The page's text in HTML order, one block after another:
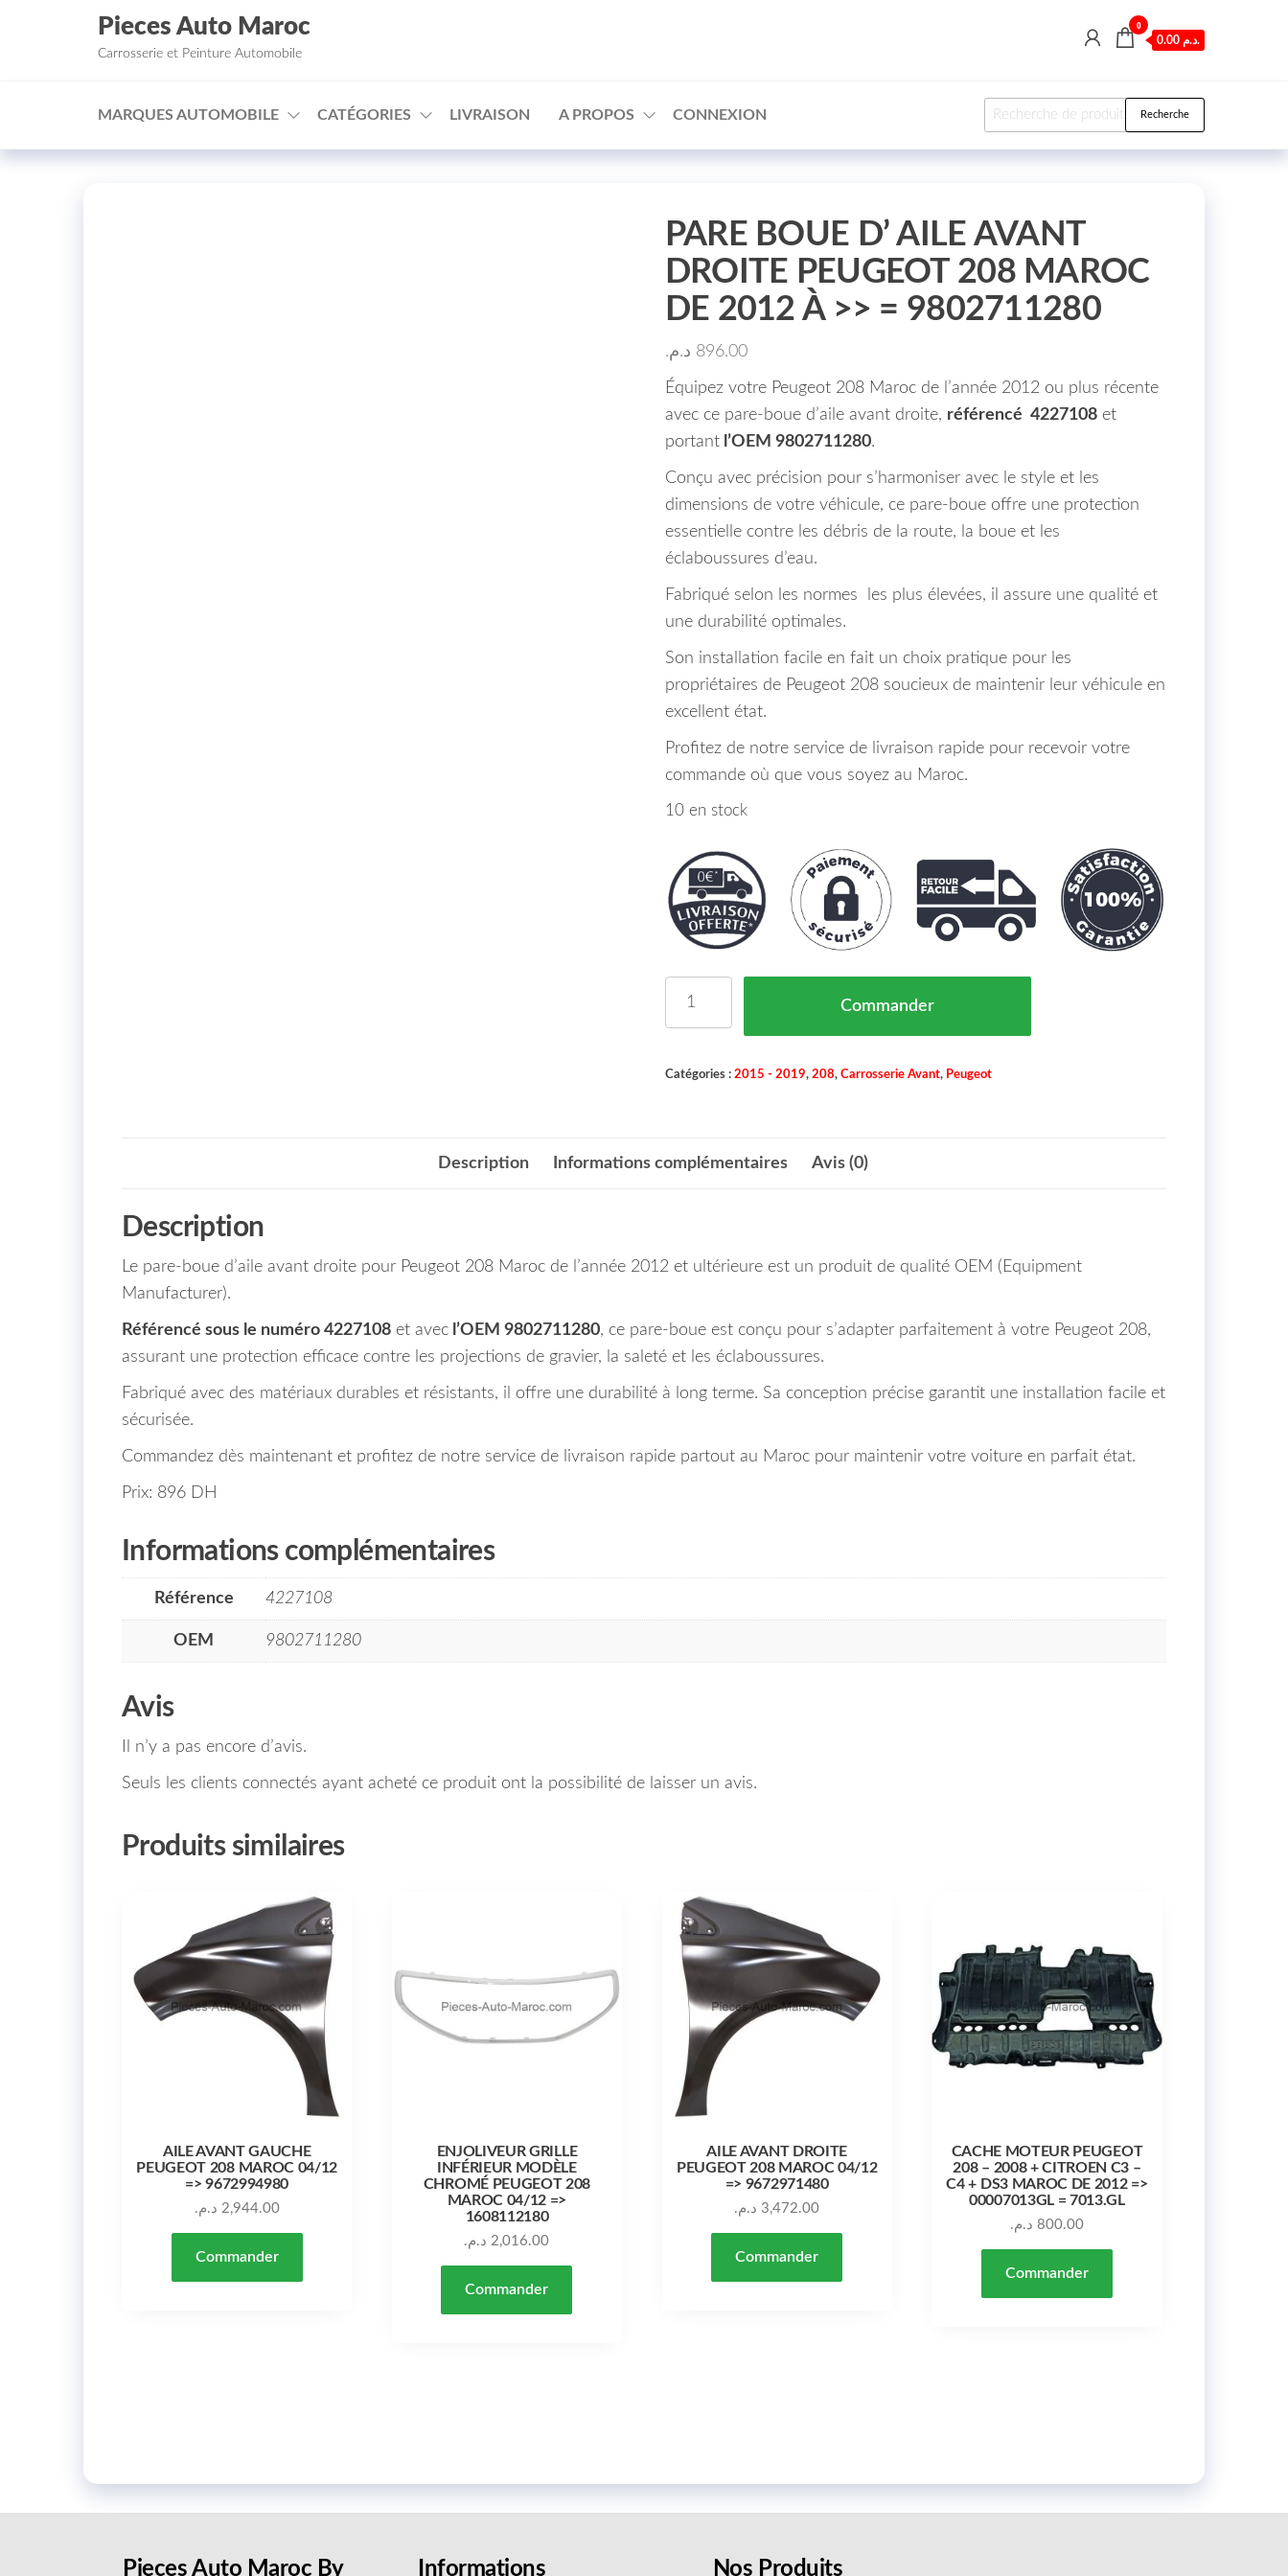
□
Aller au contenu
Pieces Auto Maroc
Carrosserie et Peinture Automobile
0
0.00 د.م.
MARQUES AUTOMOBILE CATÉGORIES LIVRAISON A PROPOS CONNEXION Recherche pour : Recherche
PARE BOUE D’ AILE AVANT
DROITE PEUGEOT 208 MAROC
DE 2012 À >> = 9802711280
896.00 د.م.
Équipez votre Peugeot 208 Maroc de l’année 2012 ou plus récente
avec ce pare-boue d’aile avant droite, référencé 4227108et
portantl’OEM 9802711280.
Conçu avec précision pour s’harmoniser avec le style et les
dimensions de votre véhicule, ce pare-boue offre une protection
essentielle contre les débris de la route, la boue et les
éclaboussures d’eau.
Fabriqué selon les normes les plus élevées, il assure une qualité et
une durabilité optimales.
Son installation facile en fait un choix pratique pour les
propriétaires de Peugeot 208 soucieux de maintenir leur véhicule en
excellent état.
Profitez de notre service de livraison rapide pour recevoir votre
commande où que vous soyez au Maroc.
10 en stock
Commander
Catégories : 2015 - 2019, 208, Carrosserie Avant, Peugeot
Description Informations complémentaires Avis (0)
Description
Le pare-boue d’aile avant droite pour Peugeot 208 Maroc de l’année 2012 et ultérieure est un produit de qualité OEM (Equipment
Manufacturer).
Référencé sous le numéro 4227108 et avec l’OEM 9802711280, ce pare-boue est conçu pour s’adapter parfaitement à votre Peugeot 208,
assurant une protection efficace contre les projections de gravier, la saleté et les éclaboussures.
Fabriqué avec des matériaux durables et résistants, il offre une durabilité à long terme. Sa conception précise garantit une installation facile et
sécurisée.
Commandez dès maintenant et profitez de notre service de livraison rapide partout au Maroc pour maintenir votre voiture en parfait état.
Prix: 896 DH
Informations complémentaires
Référence 4227108
OEM 9802711280
Avis
Il n’y a pas encore d’avis.
Seuls les clients connectés ayant acheté ce produit ont la possibilité de laisser un avis.
Produits similaires
AILE AVANT GAUCHE
PEUGEOT 208 MAROC 04/12
=> 9672994980
2,944.00 د.م.
Commander
ENJOLIVEUR GRILLE
INFÉRIEUR MODÈLE
CHROMÉ PEUGEOT 208
MAROC 04/12 =>
1608112180
2,016.00 د.م.
Commander
AILE AVANT DROITE
PEUGEOT 208 MAROC 04/12
=> 9672971480
3,472.00 د.م.
Commander
CACHE MOTEUR PEUGEOT
208 – 2008 + CITROEN C3 –
C4 + DS3 MAROC DE 2012 =>
00007013GL = 7013.GL
800.00 د.م.
Commander
Pieces Auto Maroc By Informations Nos Produits